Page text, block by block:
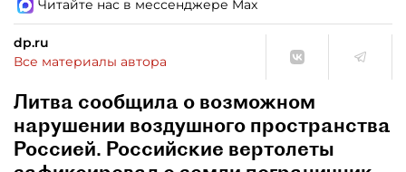
Читайте нас в мессенджере Max
dp.ru
Все материалы автора
Литва сообщила о возможном
нарушении воздушного пространства
Россией. Российские вертолеты